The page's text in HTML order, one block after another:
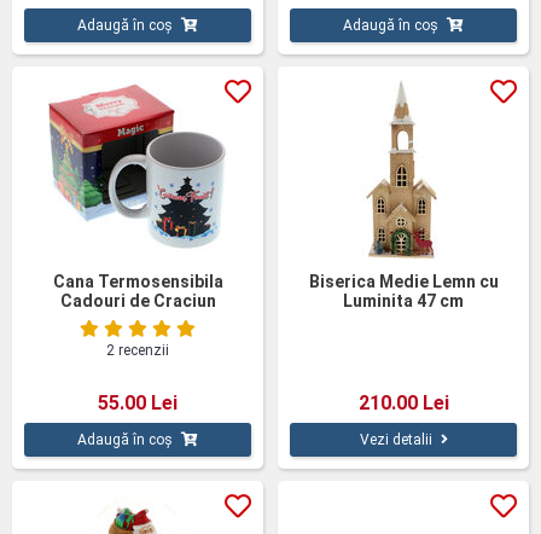
Adaugă în coș Adaugă în coș
Cana Termosensibila
Cadouri de Craciun
2 recenzii
55.00 Lei
Adaugă în coș
Biserica Medie Lemn cu
Luminita 47 cm
210.00 Lei
Vezi detalii